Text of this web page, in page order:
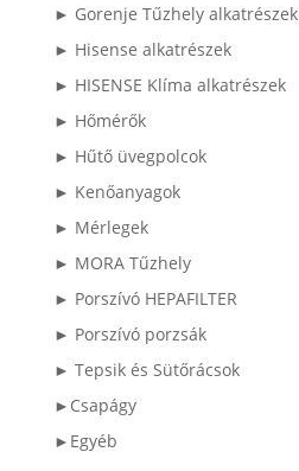
► Gorenje Tűzhely alkatrészek
► Hisense alkatrészek
► HISENSE Klíma alkatrészek
► Hőmérők
► Hűtő üvegpolcok
► Kenőanyagok
► Mérlegek
► MORA Tűzhely
► Porszívó HEPAFILTER
► Porszívó porzsák
► Tepsik és Sütőrácsok
►Csapágy
►Egyéb